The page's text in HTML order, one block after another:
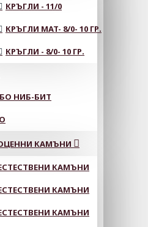
КРЪГЛИ - 11/0
КРЪГЛИ MAT- 8/0- 10 ГР.
КРЪГЛИ - 8/0- 10 ГР.
НИБ-БИТ
КАМЪНИ
КАМЪНИ
КАМЪНИ
КАМЪНИ